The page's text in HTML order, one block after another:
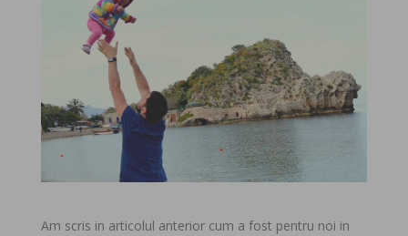
Am scris in articolul anterior cum a fost pentru noi in